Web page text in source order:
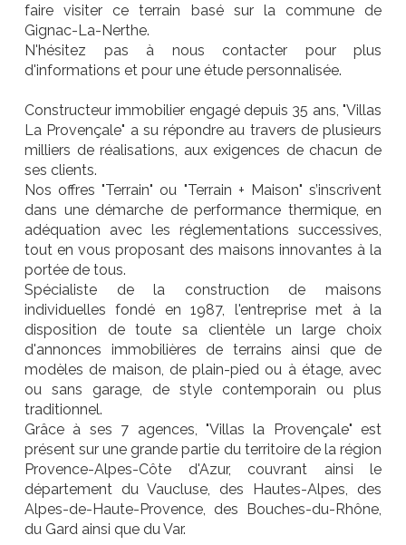
faire visiter ce terrain basé sur la commune de
Gignac-La-Nerthe.
N'hésitez pas à nous contacter pour plus
d'informations et pour une étude personnalisée.
Constructeur immobilier engagé depuis 35 ans, "Villas
La Provençale" a su répondre au travers de plusieurs
milliers de réalisations, aux exigences de chacun de
ses clients.
Nos offres "Terrain" ou "Terrain + Maison" s’inscrivent
dans une démarche de performance thermique, en
adéquation avec les réglementations successives,
tout en vous proposant des maisons innovantes à la
portée de tous.
Spécialiste de la construction de maisons
individuelles fondé en 1987, l'entreprise met à la
disposition de toute sa clientèle un large choix
d'annonces immobilières de terrains ainsi que de
modèles de maison, de plain-pied ou à étage, avec
ou sans garage, de style contemporain ou plus
traditionnel.
Grâce à ses 7 agences, "Villas la Provençale" est
présent sur une grande partie du territoire de la région
Provence-Alpes-Côte d'Azur, couvrant ainsi le
département du Vaucluse, des Hautes-Alpes, des
Alpes-de-Haute-Provence, des Bouches-du-Rhône,
du Gard ainsi que du Var.